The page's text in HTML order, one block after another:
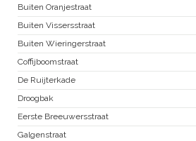
Buiten Oranjestraat
Buiten Vissersstraat
Buiten Wieringerstraat
Coffijboomstraat
De Ruijterkade
Droogbak
Eerste Breeuwersstraat
Galgenstraat